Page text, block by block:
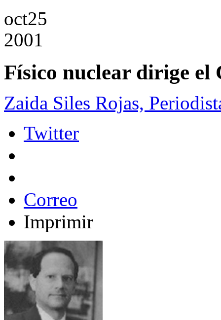
oct25
2001
Físico nuclear dirige el
Zaida Siles Rojas,
Twitter
Correo
Imprimir